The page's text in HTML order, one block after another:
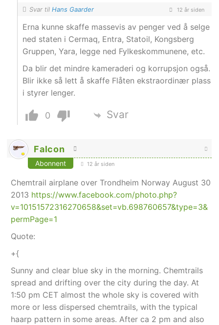
Svar tilHans Gaarder 12 år siden
Erna kunne skaffe massevis av penger ved å selge
ned staten i Cermaq, Entra, Statoil, Kongsberg
Gruppen, Yara, legge ned Fylkeskommunene, etc.
Da blir det mindre kameraderi og korrupsjon også.
Blir ikke så lett å skaffe Flåten ekstraordinær plass
i styrer lenger.
0 Svar
Falcon
Abonnent 12 år siden
Chemtrail airplane over Trondheim Norway August 30
2013 https://www.facebook.com/photo.php?
v=10151572316270658&set=vb.698760657&type=3&
permPage=1
Quote:
+{
Sunny and clear blue sky in the morning. Chemtrails
spread and drifting over the city during the day. At
1:50 pm CET almost the whole sky is covered with
more or less dispersed chemtrails, with the typical
haarp pattern in some areas. After ca 2 pm and also